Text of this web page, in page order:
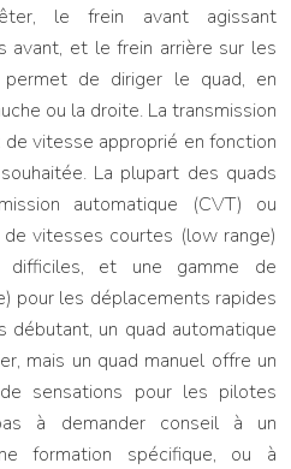
le frein avant agissant
avant, et le frein arrière sur les
de diriger le quad, en
ou la droite. La transmission
vitesse approprié en fonction
La plupart des quads
automatique (CVT) ou
vitesses courtes (low range)
difficiles, et une gamme de
pour les déplacements rapides
débutant, un quad automatique
mais un quad manuel offre un
sensations pour les pilotes
à demander conseil à un
formation spécifique, ou à